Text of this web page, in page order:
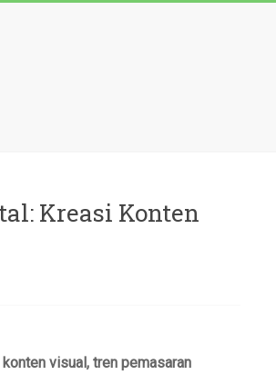
Kreasi Konten
visual, tren pemasaran